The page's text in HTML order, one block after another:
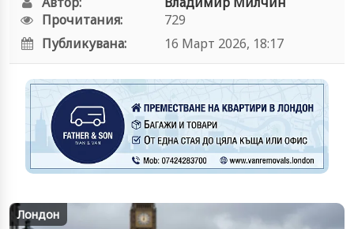
Прочитания:
729
Публикувана:
16 Март 2026, 18:17
Лондон